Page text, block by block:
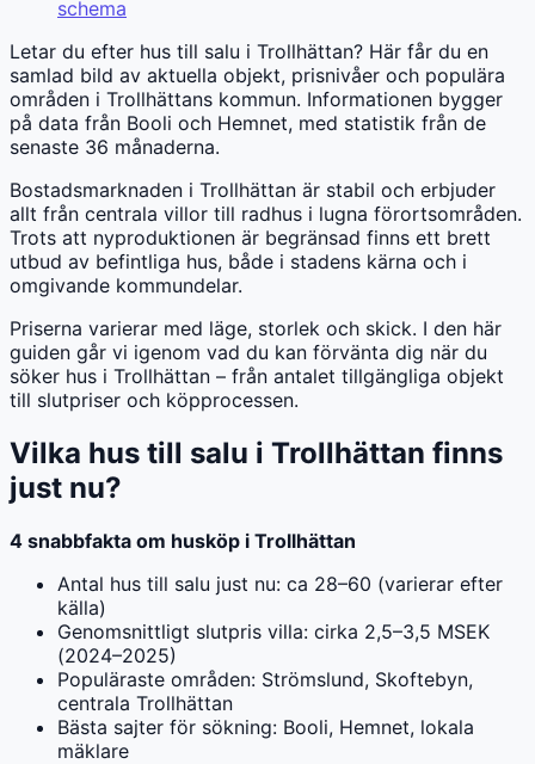
schema
Letar du efter hus till salu i Trollhättan? Här får du en
samlad bild av aktuella objekt, prisnivåer och populära
områden i Trollhättans kommun. Informationen bygger
på data från Booli och Hemnet, med statistik från de
senaste 36 månaderna.
Bostadsmarknaden i Trollhättan är stabil och erbjuder
allt från centrala villor till radhus i lugna förortsområden.
Trots att nyproduktionen är begränsad finns ett brett
utbud av befintliga hus, både i stadens kärna och i
omgivande kommundelar.
Priserna varierar med läge, storlek och skick. I den här
guiden går vi igenom vad du kan förvänta dig när du
söker hus i Trollhättan – från antalet tillgängliga objekt
till slutpriser och köpprocessen.
Vilka hus till salu i Trollhättan finns
just nu?
4 snabbfakta om husköp i Trollhättan
Antal hus till salu just nu: ca 28–60 (varierar efter
källa)
Genomsnittligt slutpris villa: cirka 2,5–3,5 MSEK
(2024–2025)
Populäraste områden: Strömslund, Skoftebyn,
centrala Trollhättan
Bästa sajter för sökning: Booli, Hemnet, lokala
mäklare